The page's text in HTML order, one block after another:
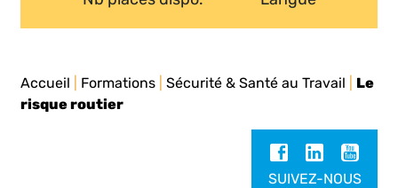
Accueil Formations |Sécurité & Santé au Travail
Le
risque routier
SUIVEZ-NOUS